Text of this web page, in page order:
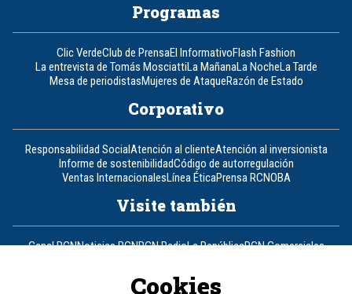
Programas
Clic VerdeClub de PrensaEl InformativoFlash Fashion
La entrevista de Tomás MosciattiLa MañanaLa NocheLa Tarde
Mesa de periodistasMujeres de AtaqueRazón de Estado
Corporativo
Responsabilidad SocialAtención al clienteAtención al inversionista
Informe de sostenibilidadCódigo de autorregulación
Ventas InternacionalesLínea ÉticaPrensa RCNOBA
Visite también
Canal RCNNoticias RCNRCN RadioLa RepúblicaRCN Comerciales
Un producto de RCN Televisión
Cookies